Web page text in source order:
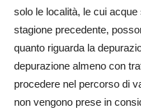
solo le località, le cui
stagione precedente,
quanto riguarda la
depurazione almeno con
procedere nel percorso di
non vengono prese in